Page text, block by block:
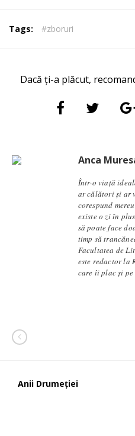
Tags: #zboruri
Dacă ți-a plăcut,
Anca
Într-o viață
ar călători și ar
corespund
existe o zi în
să poate face
timp să
Facultatea de
este redactor la
care îi plac și
Anii Drumeției